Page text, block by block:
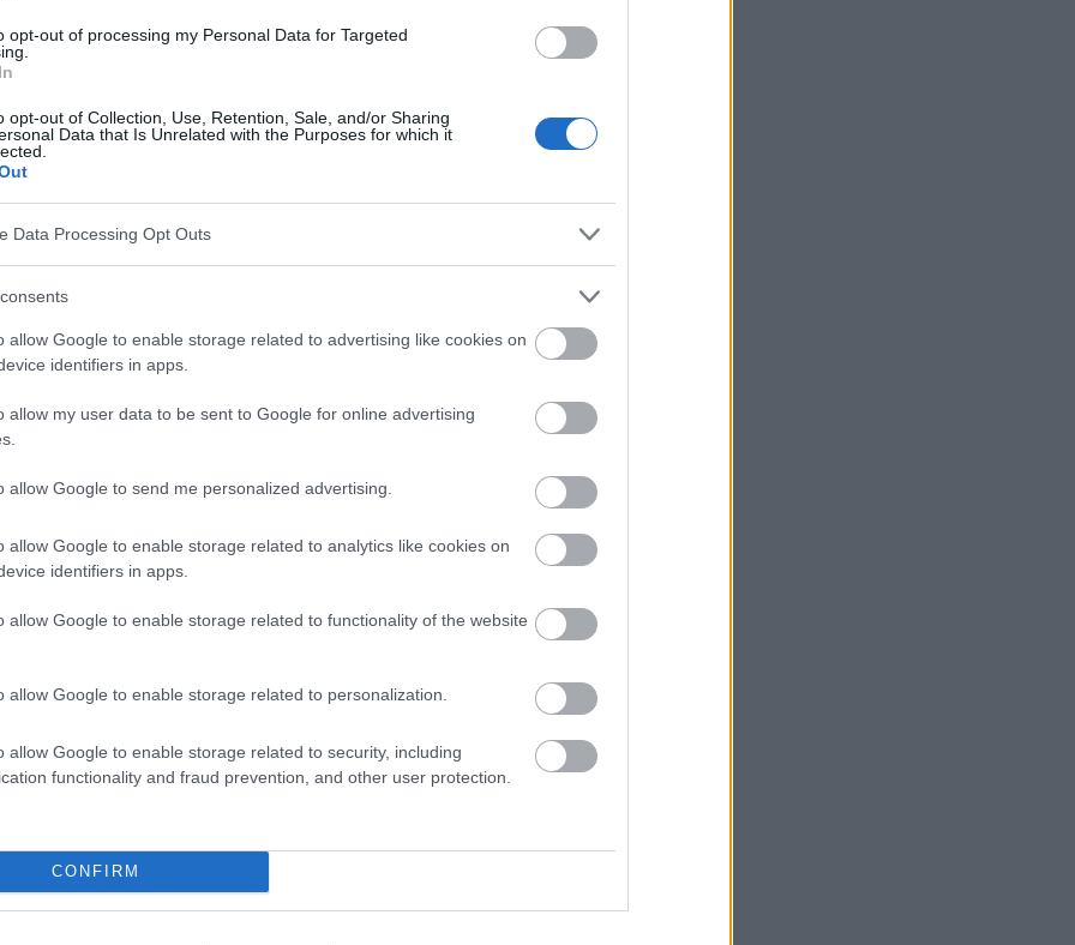
opt-out of processing my Personal Data for Targeted
opt-out of Collection, Use, Retention, Sale, and/or Sharing
Data that Is Unrelated with the Purposes for which it
Data Processing Opt Outs
allow Google to enable storage related to advertising like cookies on
identifiers in apps.
allow my user data to be sent to Google for online advertising
allow Google to send me personalized advertising.
allow Google to enable storage related to analytics like cookies on
identifiers in apps.
allow Google to enable storage related to functionality of the website
allow Google to enable storage related to personalization.
allow Google to enable storage related to security, including
functionality and fraud prevention, and other user protection.
CONFIRM
estimée à environ 6 % des adultes, dont 4 % de
du troisième trouble le plus fréquent en Pologne
présenter 5 des 9 troubles axiaux énumérés,
axiaux sont les suivants
et un minimum de quatre des autres
deux semaines,
de la dépression